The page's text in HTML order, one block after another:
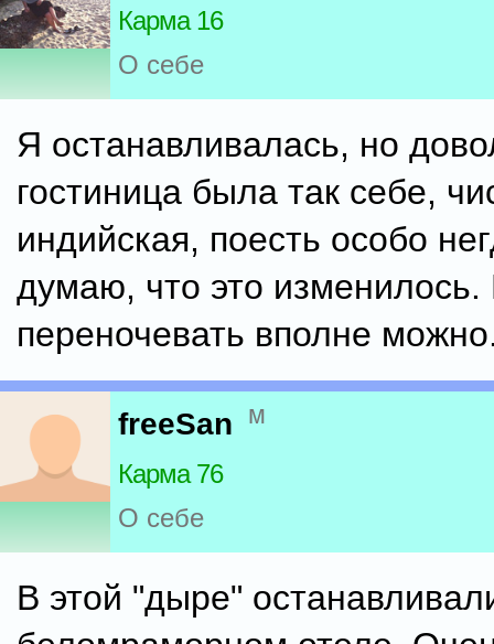
Карма 16
О себе
Я останавливалась, но
гостиница была так себе,
индийская, поесть особо
думаю, что это
переночевать вполне
freeSan м
Карма 76
О себе
В этой "дыре"